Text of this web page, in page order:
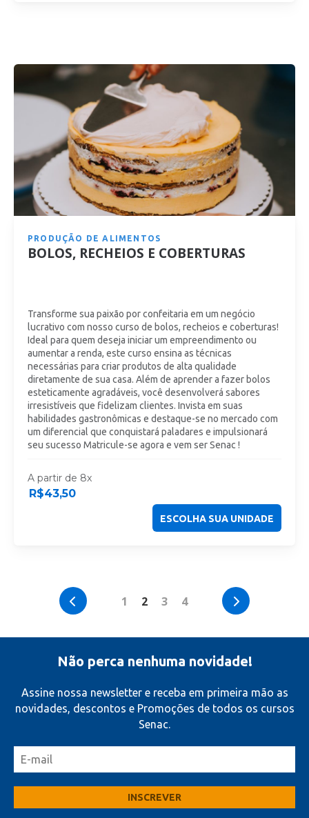
PRODUÇÃO DE ALIMENTOS
BOLOS, RECHEIOS E COBERTURAS
Transforme sua paixão por confeitaria em um negócio
lucrativo com nosso curso de bolos, recheios e coberturas!
Ideal para quem deseja iniciar um empreendimento ou
aumentar a renda, este curso ensina as técnicas
necessárias para criar produtos de alta qualidade
diretamente de sua casa. Além de aprender a fazer bolos
esteticamente agradáveis, você desenvolverá sabores
irresistíveis que fidelizam clientes. Invista em suas
habilidades gastronômicas e destaque-se no mercado com
um diferencial que conquistará paladares e impulsionará
seu sucesso Matricule-se agora e vem ser Senac !
A partir de 8x
R$43,50
ESCOLHA SUA UNIDADE
1 2 3 4
Não perca nenhuma novidade!
Assine nossa newsletter e receba em primeira mão as
novidades, descontos e Promoções de todos os cursos
Senac.